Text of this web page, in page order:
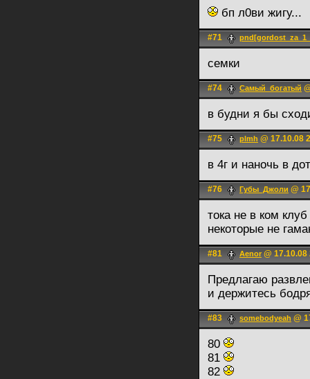
бп л0ви жигу...
#71
семки
#74 Самый_богатый
в будни я бы
#75 plmh @ 17.10.08
в 4г и наночь в
#76 Губы_Джоли @
тока не в ком
некоторые не
#81 Aenor @ 17.10.08
Предлагаю
и держитесь
#83 somebodyeah @
80
81
82